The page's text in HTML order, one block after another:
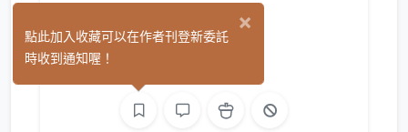
J.H. (2)
×
點此加入收藏可以在作者刊登新委託
時收到通知喔！